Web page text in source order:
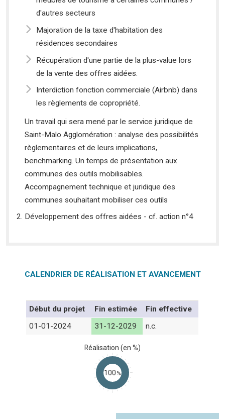
d'autres secteurs
Majoration de la taxe d'habitation des
résidences secondaires
Récupération d'une partie de la plus-value lors
de la vente des offres aidées.
Interdiction fonction commerciale (Airbnb) dans
les règlements de copropriété.
Un travail qui sera mené par le service juridique de
Saint-Malo Agglomération : analyse des possibilités
règlementaires et de leurs implications,
benchmarking. Un temps de présentation aux
communes des outils mobilisables.
Accompagnement technique et juridique des
communes souhaitant mobiliser ces outils
Développement des offres aidées - cf. action n°4
CALENDRIER DE RÉALISATION ET AVANCEMENT
Début du projet Fin estimée
Fin effective
01-01-2024
31-12-2029 n.c.
Réalisation (en %)
100